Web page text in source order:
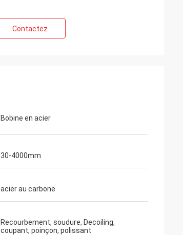
Contactez
Bobine en acier
30-4000mm
acier au carbone
Recourbement, soudure, Decoiling,
coupant, poinçon, polissant